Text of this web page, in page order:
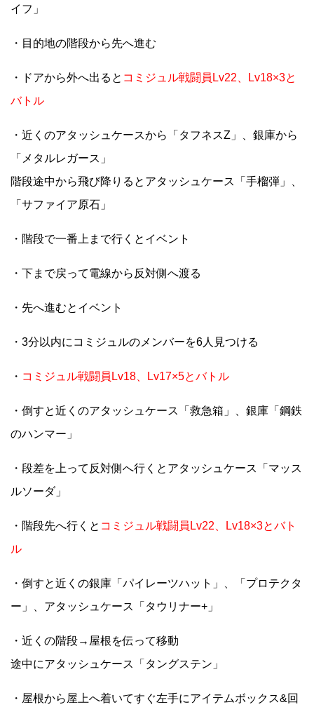
イフ」
・目的地の階段から先へ進む
・ドアから外へ出ると コミジュル戦闘員Lv22、Lv18×3と
バトル
・近くのアタッシュケースから「タフネスZ」、銀庫から
「メタルレガース」
階段途中から飛び降りるとアタッシュケース「手榴弾」、
「サファイア原石」
・階段で一番上まで行くとイベント
・下まで戻って電線から反対側へ渡る
・先へ進むとイベント
・3分以内にコミジュルのメンバーを6人見つける
・ コミジュル戦闘員Lv18、Lv17×5とバトル
・倒すと近くのアタッシュケース「救急箱」、銀庫「鋼鉄
のハンマー」
・段差を上って反対側へ行くとアタッシュケース「マッス
ルソーダ」
・階段先へ行くと コミジュル戦闘員Lv22、Lv18×3とバト
ル
・倒すと近くの銀庫「パイレーツハット」、「プロテクタ
ー」、アタッシュケース「タウリナー+」
・近くの階段→屋根を伝って移動
途中にアタッシュケース「タングステン」
・屋根から屋上へ着いてすぐ左手にアイテムボックス&回